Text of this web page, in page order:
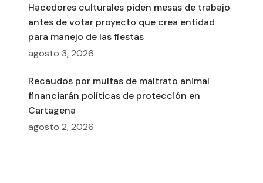
Hacedores culturales piden mesas de trabajo
antes de votar proyecto que crea entidad
para manejo de las fiestas
agosto 3, 2026
Recaudos por multas de maltrato animal
financiarán políticas de protección en
Cartagena
agosto 2, 2026